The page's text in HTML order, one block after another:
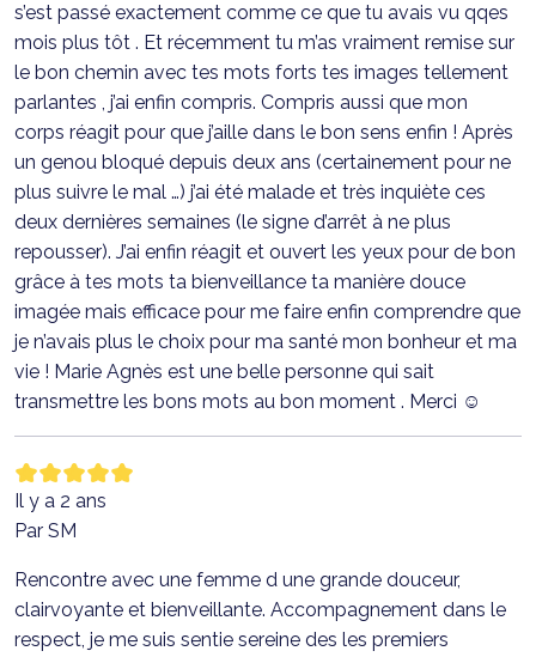
s’est passé exactement comme ce que tu avais vu qqes
mois plus tôt . Et récemment tu m’as vraiment remise sur
le bon chemin avec tes mots forts tes images tellement
parlantes , j’ai enfin compris. Compris aussi que mon
corps réagit pour que j’aille dans le bon sens enfin ! Après
un genou bloqué depuis deux ans (certainement pour ne
plus suivre le mal …) j’ai été malade et très inquiète ces
deux dernières semaines (le signe d’arrêt à ne plus
repousser). J’ai enfin réagit et ouvert les yeux pour de bon
grâce à tes mots ta bienveillance ta manière douce
imagée mais efficace pour me faire enfin comprendre que
je n’avais plus le choix pour ma santé mon bonheur et ma
vie ! Marie Agnès est une belle personne qui sait
transmettre les bons mots au bon moment . Merci ☺️
Il y a 2 ans
Par SM
Rencontre avec une femme d une grande douceur,
clairvoyante et bienveillante. Accompagnement dans le
respect, je me suis sentie sereine des les premiers